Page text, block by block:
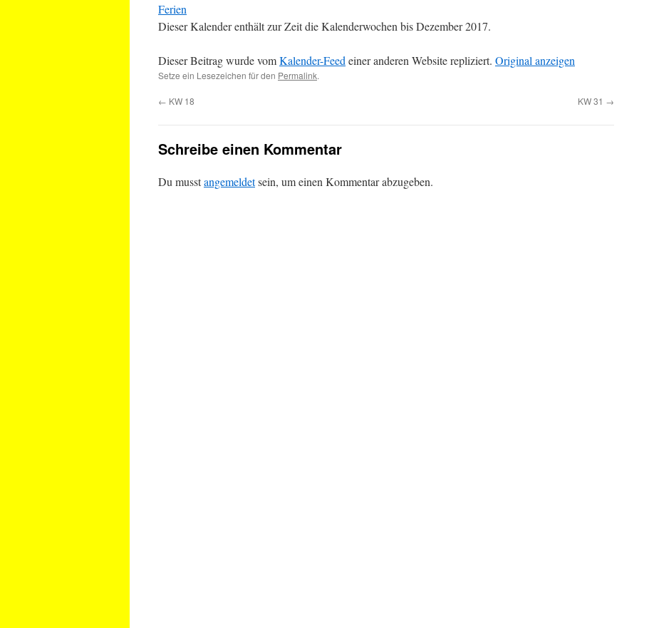
Ferien
Dieser Kalender enthält zur Zeit die Kalenderwochen bis Dezember 2017.
Dieser Beitrag wurde vomKalender-Feed einer anderen Website repliziert. Original anzeigen
Setze ein Lesezeichen für den Permalink.
← KW 18 KW 31 →
Schreibe einen Kommentar
Du musstangemeldetsein, um einen Kommentar abzugeben.